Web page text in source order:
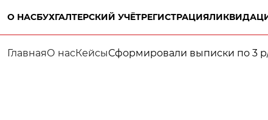
О НАСБУХГАЛТЕРСКИЙ УЧЁТРЕГИСТРАЦИЯ
ГлавнаяО насКейсыСформировали выписки по 3